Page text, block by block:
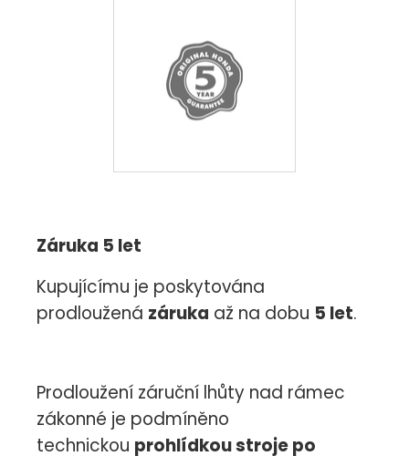
Záruka 5 let
Kupujícímu je poskytována
prodloužená záruka až na dobu 5 let.
Prodloužení záruční lhůty nad rámec
zákonné je podmíněno
technickou prohlídkou stroje po